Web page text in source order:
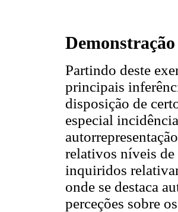
Partindo deste
principais
disposição de
especial
relativos níveis de
inquiridos
onde se destaca
perceções sobre